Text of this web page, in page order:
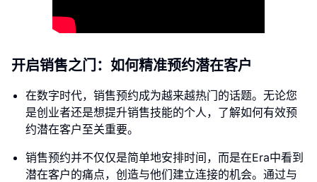
开启销售之门：如何精准预约潜在客户
在数字时代，销售预约成为越来越热门的话题。无论您
是创业者还是想提升销售技能的个人，了解如何有效预
约潜在客户至关重要。
销售预约并不仅仅是简单地安排时间，而是在Era中看到
潜在客户的痛点，创造与他们建立连接的机会。通过与